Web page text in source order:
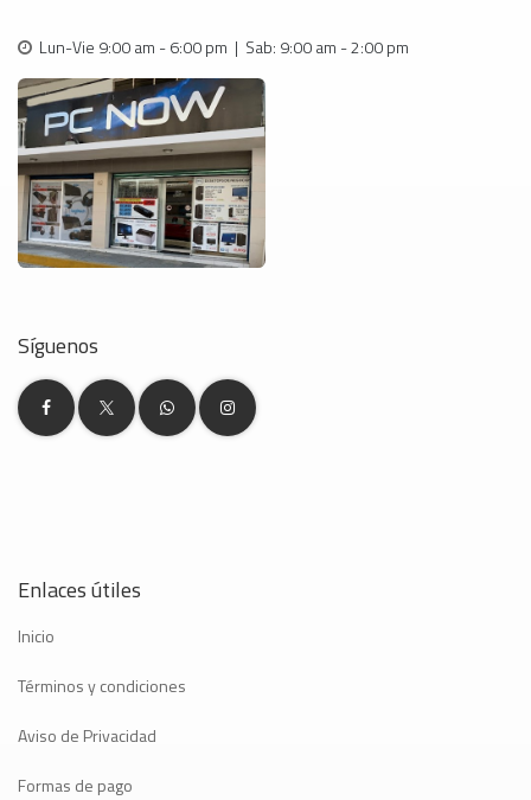
Lun-Vie 9:00 am - 6:00 pm | Sab: 9:00 am - 2:00 pm
Síguenos
Enlaces útiles
Inicio
Términos y condiciones
Aviso de Privacidad
Formas de pago